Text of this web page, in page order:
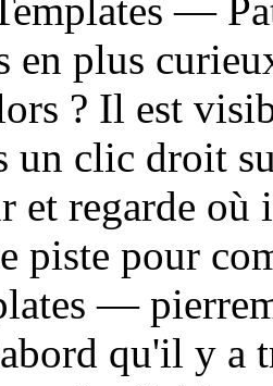
—
en plus
? Il est
un clic droit
et regarde où
piste pour
—
qu'il y a